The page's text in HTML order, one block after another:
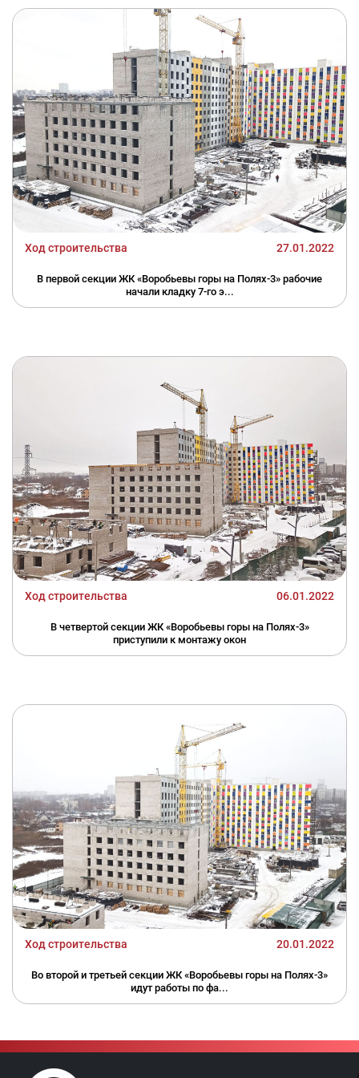
Ход строительства 27.01.2022
В первой секции ЖК «Воробьевы горы на Полях-3» рабочие
начали кладку 7-го э...
Ход строительства 06.01.2022
В четвертой секции ЖК «Воробьевы горы на Полях-3»
приступили к монтажу окон
Ход строительства 20.01.2022
Во второй и третьей секции ЖК «Воробьевы горы на Полях-3»
идут работы по фа...